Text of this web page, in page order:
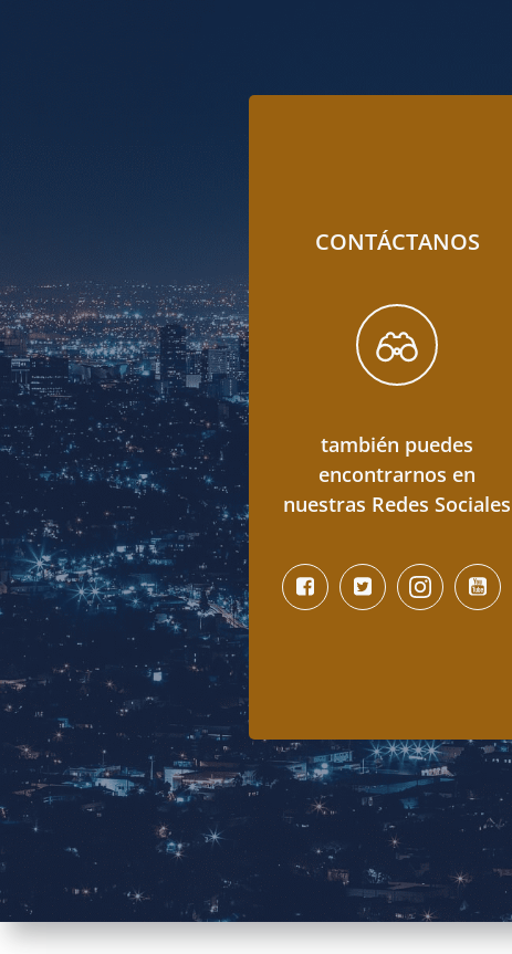
CONTÁCTANOS
también puedes
encontrarnos en
nuestras Redes Sociales